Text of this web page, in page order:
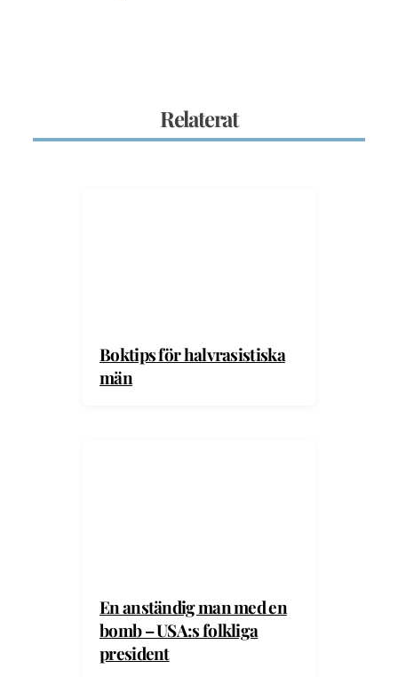
Relaterat
Boktips för halvrasistiska
män
En anständig man med en
bomb – USA:s folkliga
president